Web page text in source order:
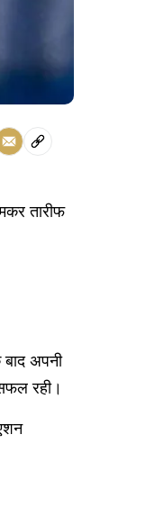
तारीफ
अपनी
रही।